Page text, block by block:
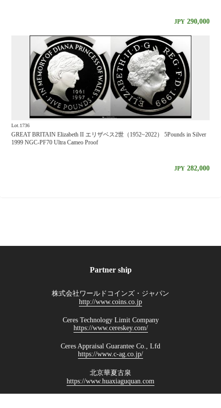
JPY 290,000
Lot.1736
GREAT BRITAIN Elizabeth II エリザベス2世（1952~2022） 5Pounds in Silver
1999 NGC-PF70 Ultra Cameo Proof
JPY 282,000
Partner ship
株式会社ワールドコインズ・ジャパン
http://www.coins.co.jp
Ceres Technology Limit Company
https://www.cereskey.com/
Ceres Appraisal Guarantee Co., Lfd
https://www.c-ag.co.jp/
北京華夏古泉
https://www.huaxiaguquan.com